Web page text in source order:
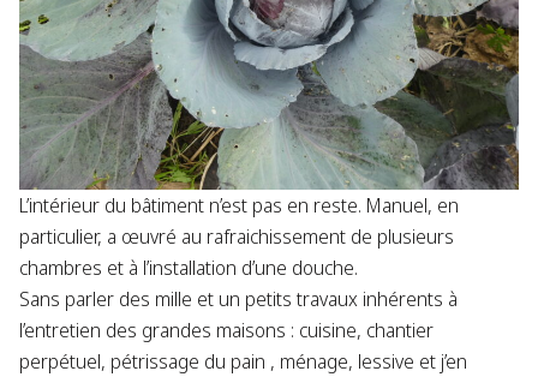
L’intérieur du bâtiment n’est pas en reste. Manuel, en
particulier, a œuvré au rafraichissement de plusieurs
chambres et à l’installation d’une douche.
Sans parler des mille et un petits travaux inhérents à
l’entretien des grandes maisons : cuisine, chantier
perpétuel, pétrissage du pain , ménage, lessive et j’en